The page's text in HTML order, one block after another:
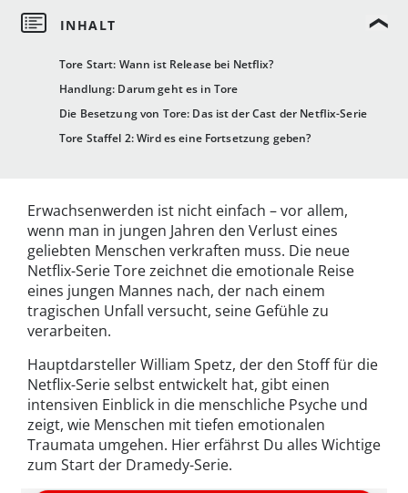
Tore Start: Wann ist Release bei Netflix?
Handlung: Darum geht es in Tore
Die Besetzung von Tore: Das ist der Cast der Netflix-Serie
Tore Staffel 2: Wird es eine Fortsetzung geben?
Erwachsenwerden ist nicht einfach – vor allem,
wenn man in jungen Jahren den Verlust eines
geliebten Menschen verkraften muss. Die neue
Netflix-Serie Tore zeichnet die emotionale Reise
eines jungen Mannes nach, der nach einem
tragischen Unfall versucht, seine Gefühle zu
verarbeiten.
Hauptdarsteller William Spetz, der den Stoff für die
Netflix-Serie selbst entwickelt hat, gibt einen
intensiven Einblick in die menschliche Psyche und
zeigt, wie Menschen mit tiefen emotionalen
Traumata umgehen. Hier erfährst Du alles Wichtige
zum Start der Dramedy-Serie.